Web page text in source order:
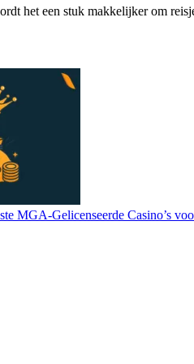
het een stuk makkelijker om
MGA-Gelicenseerde Casino’s